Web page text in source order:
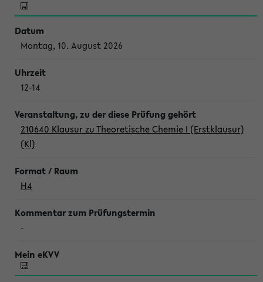
Montag, 10. August 2026
12-14
210640 Klausur zu Theoretische Chemie I (Erstklausur)
(Kl)
H4
-